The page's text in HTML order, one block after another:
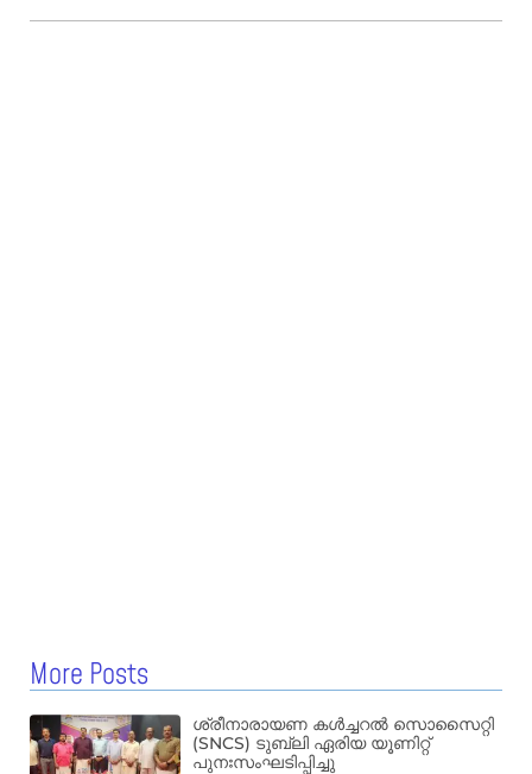
More Posts
ശ്രീനാരായണ കൾച്ചറൽ സൊസൈറ്റി
(SNCS) ടുബ്ലി ഏരിയ യൂണിറ്റ്
പുനഃസംഘടിപ്പിച്ചു